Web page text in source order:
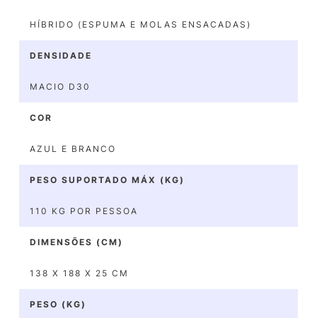
HÍBRIDO (ESPUMA E MOLAS ENSACADAS)
DENSIDADE
MACIO D30
COR
AZUL E BRANCO
PESO SUPORTADO MÁX (KG)
110 KG POR PESSOA
DIMENSÕES (CM)
138 X 188 X 25 CM
PESO (KG)